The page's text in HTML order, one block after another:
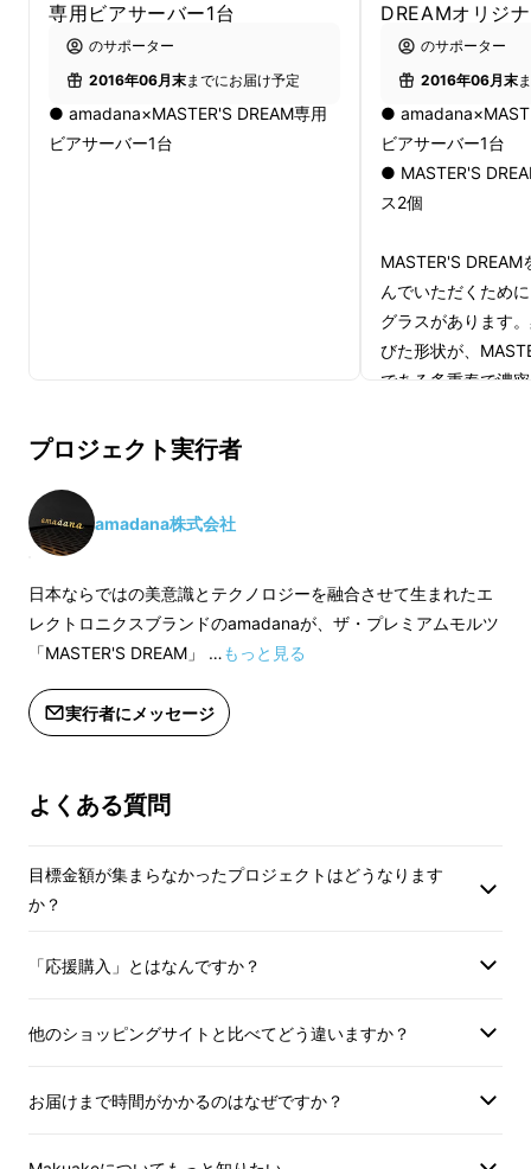
ある日、本当にうまい！と感じるビールに出
会ったとき、今まで ‘ ちゃんと ’ ビールを味
わったことがあっただろうか、ということにク
MASTER'S DREAM専用 本格ビアサーバーの
専用ビアサーバー1台
のサポーター
2016年06月末までにお届け予定
● amadana×MASTER'S DREAM専用
ビアサーバー1台
DREAMオリジ
のサポーター
2016年06月末
●
ビアサーバー1台
● MASTER'S
ス2個
MASTER'S
んでいただくため
グラスがあります
びた形状が、
である多重奏で濃
プロジェクト実行者
amadana株式会社
日本ならではの美意識とテクノロジーを融合させて生まれたエ
レクトロニクスブランドのamadanaが、ザ・プレミアムモルツ
「MASTER'S DREAM」 …もっと見る
実行者にメッセージ
よくある質問
目標金額が集まらなかったプロジェクトはどうなります
か？
「応援購入」とはなんですか？
他のショッピングサイトと比べてどう違いますか？
お届けまで時間がかかるのはなぜですか？